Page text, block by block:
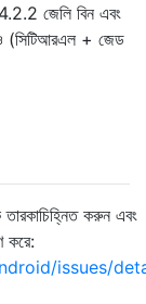
জেলি বিন এবং
(সিটিআরএল + জেড
করুন এবং
করে:
issues/